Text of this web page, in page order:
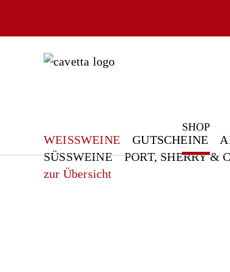
SHOP
WEISSWEINE GUTSCHEINE
SÜSSWEINE
PORT, SHERRY &
zur Übersicht